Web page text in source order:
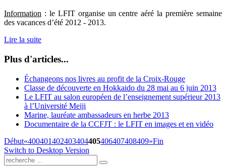
Information : le LFIT organise un centre aéré la première semaine
des vacances d’été 2012 - 2013.
Lire la suite
Plus d'articles...
Échangeons nos livres au profit de la Croix-Rouge
Classe de découverte en Hokkaido du 28 mai au 6 juin 2013
Le LFIT au salon européen de l’enseignement supérieur 2013
à l’Université Meiji
Marine, lauréate ambassadeurs en herbe 2013
Documentaire de la CCFJT : le LFIT en images et en vidéo
Début«400401402403404405406407408409»Fin
Switch to Desktop Version